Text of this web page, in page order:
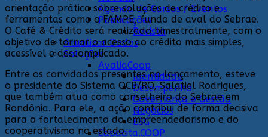
Agenda de Cursos / Eventos
Publicações
Revista
Atualizar Dados
Soluções
AvaliaCoop
Identidade
Desempenho
Governança e Gestão
Negócios
ESG
Capacita.COOP
orientação prática sobre soluções de crédito e
ferramentas como o FAMPE, fundo de aval do Sebrae.
O Café & Crédito será realizado bimestralmente, com o
objetivo de tornar o acesso ao crédito mais simples,
acessível e descomplicado.
Entre os convidados presentes no lançamento, esteve
o presidente do Sistema OCB/RO, Salatiel Rodrigues,
que também atua como conselheiro do Sebrae em
Rondônia. Para ele, a ação contribui de forma decisiva
para o fortalecimento do empreendedorismo e do
cooperativismo no estado.